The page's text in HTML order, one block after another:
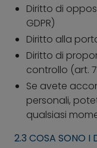
Diritto di
GDPR)
Diritto alla
Diritto di
controllo (art.
Se avete
personali,
qualsiasi
2.3 COSA SONO I